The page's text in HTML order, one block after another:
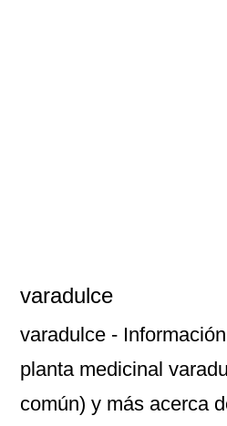
varadulce
varadulce -
planta medicinal
común) y más acerca